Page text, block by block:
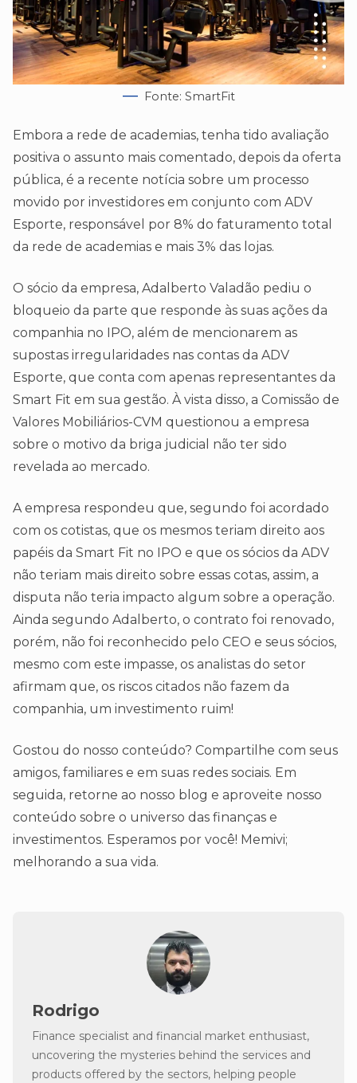
Fonte: SmartFit
Embora a rede de academias, tenha tido avaliação
positiva o assunto mais comentado, depois da oferta
pública, é a recente notícia sobre um processo
movido por investidores em conjunto com ADV
Esporte, responsável por 8% do faturamento total
da rede de academias e mais 3% das lojas.
O sócio da empresa, Adalberto Valadão pediu o
bloqueio da parte que responde às suas ações da
companhia no IPO, além de mencionarem as
supostas irregularidades nas contas da ADV
Esporte, que conta com apenas representantes da
Smart Fit em sua gestão. À vista disso, a Comissão de
Valores Mobiliários-CVM questionou a empresa
sobre o motivo da briga judicial não ter sido
revelada ao mercado.
A empresa respondeu que, segundo foi acordado
com os cotistas, que os mesmos teriam direito aos
papéis da Smart Fit no IPO e que os sócios da ADV
não teriam mais direito sobre essas cotas, assim, a
disputa não teria impacto algum sobre a operação.
Ainda segundo Adalberto, o contrato foi renovado,
porém, não foi reconhecido pelo CEO e seus sócios,
mesmo com este impasse, os analistas do setor
afirmam que, os riscos citados não fazem da
companhia, um investimento ruim!
Gostou do nosso conteúdo? Compartilhe com seus
amigos, familiares e em suas redes sociais. Em
seguida, retorne ao nosso blog e aproveite nosso
conteúdo sobre o universo das finanças e
investimentos. Esperamos por você! Memivi;
melhorando a sua vida.
Rodrigo
Finance specialist and financial market enthusiast,
uncovering the mysteries behind the services and
products offered by the sectors, helping people